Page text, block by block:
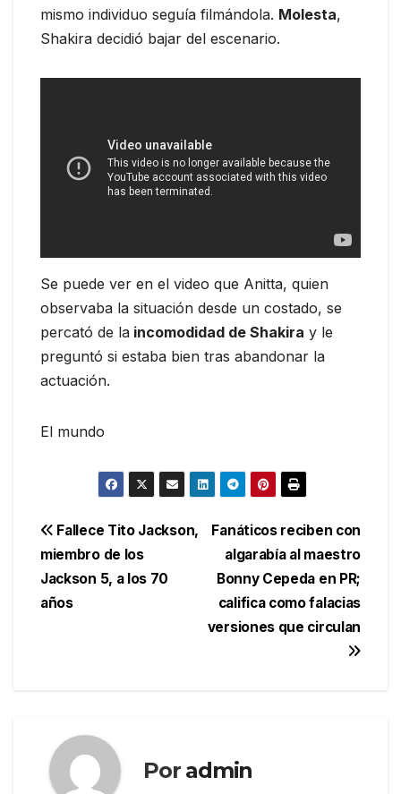
mismo individuo seguía filmándola. Molesta,
Shakira decidió bajar del escenario.
Se puede ver en el video que Anitta, quien
observaba la situación desde un costado, se
percató de la incomodidad de Shakira y le
preguntó si estaba bien tras abandonar la
actuación.
El mundo
Navegación
de
entradas
Fanáticos reciben con
algarabía al maestro
Bonny Cepeda en PR;
califica como falacias
versiones que circulan
Fallece Tito Jackson,
miembro de los
Jackson 5, a los 70
años
Por admin